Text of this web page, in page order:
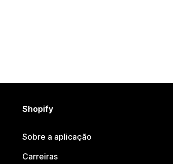
Shopify
Sobre a aplicação
Carreiras